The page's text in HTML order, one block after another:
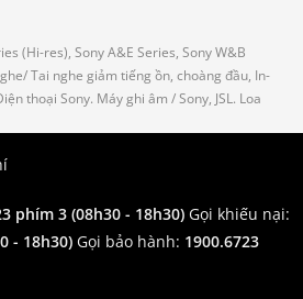
(Hi-res), Sony A&E Series, Sony W&B
/ Tai nghe giảm tiếng ồn, choàng đầu, In-
thoại Sony. Máy ghi âm / Sony, JSL. Loa
phím 3 (08h30 - 18h30) Gọi khiếu nại:
- 18h30) Gọi bảo hành: 1900.6723